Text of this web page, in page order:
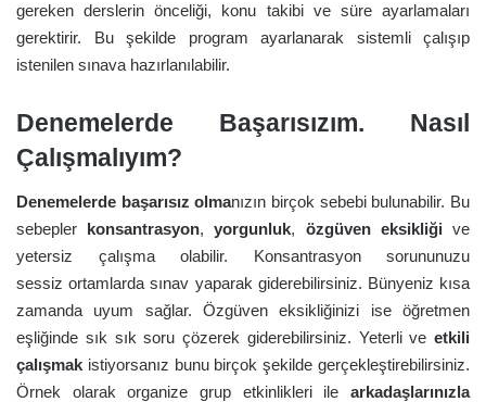
gereken derslerin önceliği, konu takibi ve süre ayarlamaları
gerektirir. Bu şekilde program ayarlanarak sistemli çalışıp
istenilen sınava hazırlanılabilir.
Denemelerde Başarısızım. Nasıl
Çalışmalıyım?
Denemelerde başarısız olmanızın birçok sebebi bulunabilir. Bu
sebepler konsantrasyon,yorgunluk, özgüven eksikliği ve
yetersiz çalışma olabilir. Konsantrasyon sorununuzu
sessiz ortamlarda sınav yaparak giderebilirsiniz. Bünyeniz kısa
zamanda uyum sağlar. Özgüven eksikliğinizi ise öğretmen
eşliğinde sık sık soru çözerek giderebilirsiniz. Yeterli ve etkili
çalışmak istiyorsanız bunu birçok şekilde gerçekleştirebilirsiniz.
Örnek olarak organize grup etkinlikleri ile arkadaşlarınızla